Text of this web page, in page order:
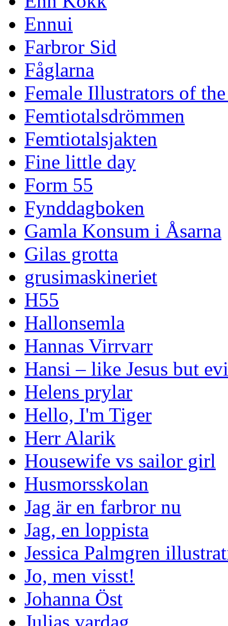
Ennui
Farbror Sid
Fåglarna
Female Illustrators of
Femtiotalsdrömmen
Femtiotalsjakten
Fine little day
Form 55
Fynddagboken
Gamla Konsum i Åsarna
Gilas grotta
grusimaskineriet
H55
Hallonsemla
Hannas Virrvarr
Hansi – like Jesus but
Helens prylar
Hello, I'm Tiger
Herr Alarik
Housewife vs sailor girl
Husmorsskolan
Jag är en farbror nu
Jag, en loppista
Jessica Palmgren
Jo, men visst!
Johanna Öst
Julias vardag